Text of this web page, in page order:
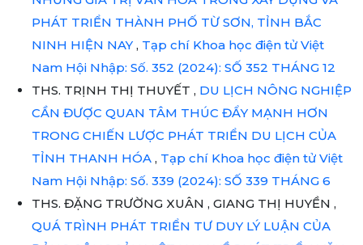
PHÁT TRIỂN THÀNH PHỐ TỪ SƠN, TỈNH BẮC
NINH HIỆN NAY , Tạp chí Khoa học điện tử Việt
Nam Hội Nhập: Số. 352 (2024): SỐ 352 THÁNG 12
THS. TRỊNH THỊ THUYẾT , DU LỊCH NÔNG NGHIỆP
CẦN ĐƯỢC QUAN TÂM THÚC ĐẨY MẠNH HƠN
TRONG CHIẾN LƯỢC PHÁT TRIỂN DU LỊCH CỦA
TỈNH THANH HÓA , Tạp chí Khoa học điện tử Việt
Nam Hội Nhập: Số. 339 (2024): SỐ 339 THÁNG 6
THS. ĐẶNG TRƯỜNG XUÂN , GIANG THỊ HUYỀN ,
QUÁ TRÌNH PHÁT TRIỂN TƯ DUY LÝ LUẬN CỦA